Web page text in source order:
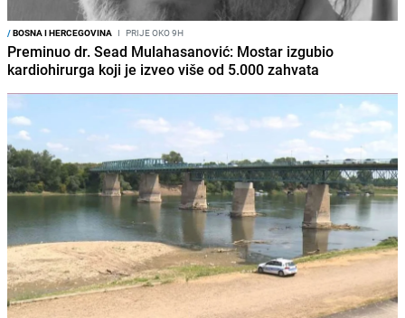
/BOSNA I HERCEGOVINA I PRIJE OKO 9H
Preminuo dr. Sead Mulahasanović: Mostar izgubio
kardiohirurga koji je izveo više od 5.000 zahvata